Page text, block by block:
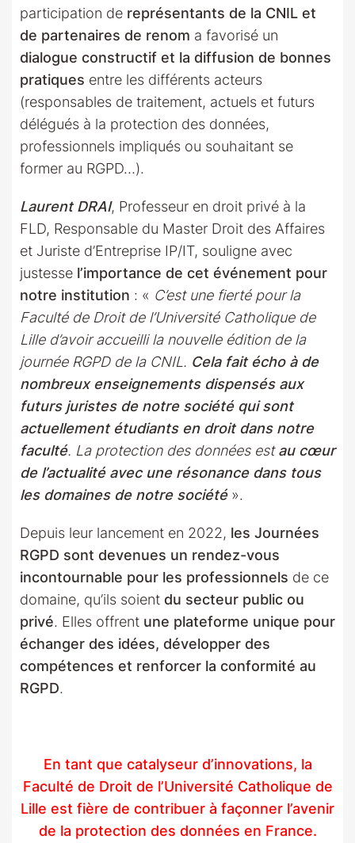
participation de représentants de la CNIL et
de partenaires de renom a favorisé un
dialogue constructif et la diffusion de bonnes
pratiques entre les différents acteurs
(responsables de traitement, actuels et futurs
délégués à la protection des données,
professionnels impliqués ou souhaitant se
former au RGPD…).
Laurent DRAI, Professeur en droit privé à la
FLD, Responsable du Master Droit des Affaires
et Juriste d’Entreprise IP/IT, souligne avec
justesse l’importance de cet événement pour
notre institution : « C’est une fierté pour la
Faculté de Droit de l’Université Catholique de
Lille d’avoir accueilli la nouvelle édition de la
journée RGPD de la CNIL. Cela fait écho à de
nombreux enseignements dispensés aux
futurs juristes de notre société qui sont
actuellement étudiants en droit dans notre
faculté. La protection des données estau cœur
de l’actualité avec une résonance dans tous
les domaines de notre société».
Depuis leur lancement en 2022, les Journées
RGPD sont devenues un rendez-vous
incontournable pour les professionnels de ce
domaine, qu’ils soient du secteur public ou
privé. Elles offrent une plateforme unique pour
échanger des idées, développer des
compétences et renforcer la conformité au
RGPD.
En tant que catalyseur d’innovations, la
Faculté de Droit de l’Université Catholique de
Lille est fière de contribuer à façonner l’avenir
de la protection des données en France.